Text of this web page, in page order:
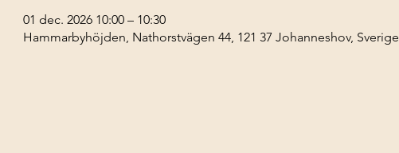
01 dec. 2026 10:00 – 10:30
Hammarbyhöjden, Nathorstvägen 44, 121 37 Johanneshov, Sverige